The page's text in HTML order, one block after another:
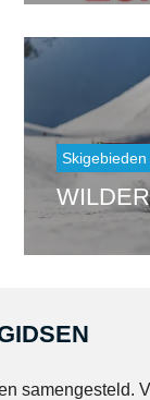
Skigebieden
samengesteld.